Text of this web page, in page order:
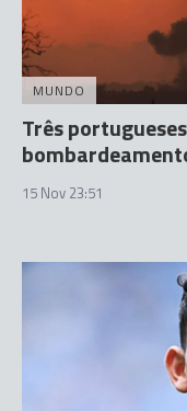
MUNDO
Três
15 Nov 23:51